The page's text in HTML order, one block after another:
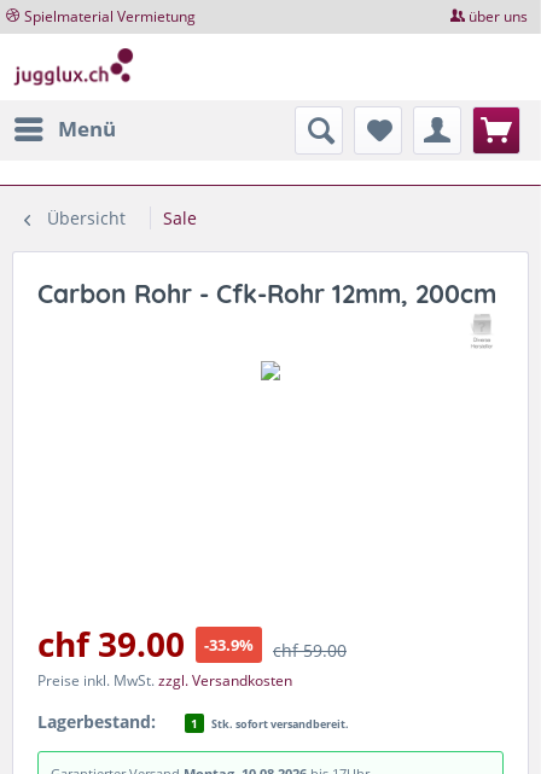
Spielmaterial Vermietung über uns
Menü
Übersicht Sale
Carbon Rohr - Cfk-Rohr 12mm, 200cm
chf 39.00 -33.9% chf 59.00
Preise inkl. MwSt.zzgl. Versandkosten
Lagerbestand: 1 Stk. sofort versandbereit.